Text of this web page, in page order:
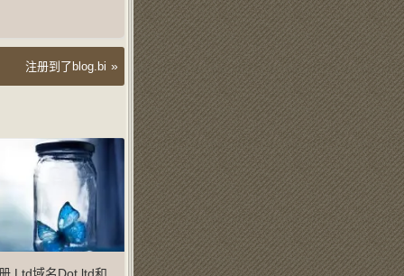
注册到了blog.bi »